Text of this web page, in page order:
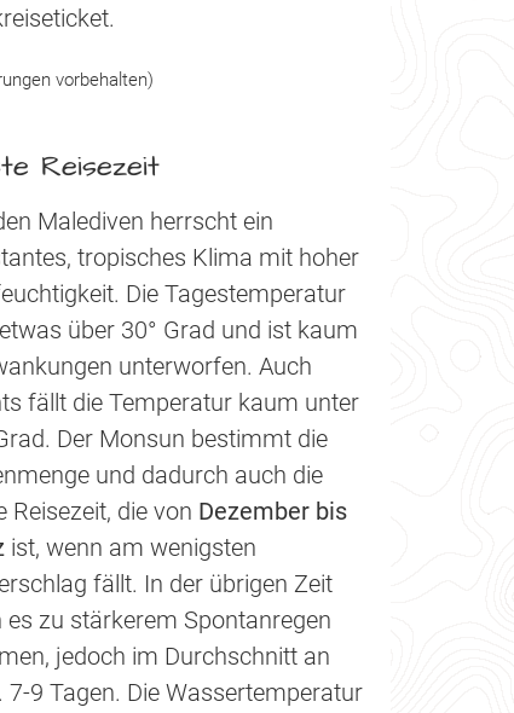
vorbehalten)
Reisezeit
Malediven herrscht ein
tropisches Klima mit hoher
Die Tagestemperatur
über 30° Grad und ist kaum
unterworfen. Auch
fällt die Temperatur kaum unter
Der Monsun bestimmt die
und dadurch auch die
Reisezeit, die von Dezember bis
ist, wenn am wenigsten
fällt. In der übrigen Zeit
es zu stärkerem Spontanregen
jedoch im Durchschnitt an
7-9 Tagen. Die Wassertemperatur